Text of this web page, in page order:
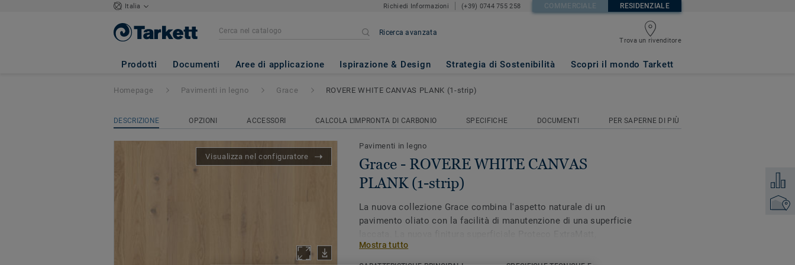
Italia Richiedi Informazioni (+39) 0744 755 258 COMMERCIALE RESIDENZIALE
Ricerca avanzata
Trova un rivenditore
Prodotti Documenti Aree di applicazione Ispirazione & Design Strategia di Sostenibilità Scopri il mondo Tarkett
Grace - ROVERE WHITE CANVAS PLANK (1-strip)
Trova
Homepage Pavimenti in legno Grace ROVERE WHITE CANVAS PLANK (1-strip)
DESCRIZIONE OPZIONI ACCESSORI CALCOLA L'IMPRONTA DI CARBONIO SPECIFICHE DOCUMENTI PER SAPERNE DI PIÙ
Visualizza nel configuratore
Pavimenti in legno
Grace - ROVERE WHITE CANVAS
PLANK (1-strip)
La nuova collezione Grace combina l'aspetto naturale di un
pavimento oliato con la facilità di manutenzione di una superficie
protegge il pavimento dall'usura quotidiana contribuendo a
mantenere intatte le proprietà della superficie più a lungo nel
Mostra tutto